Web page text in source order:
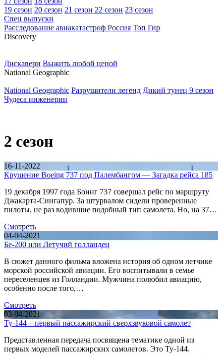
19 сезон 20 сезон 21 сезон 22 сезон 23 сезон
Спец выпуски
Расследование авиакатастроф Россия Топ Гир
Discovery
Дискавери Выжить любой ценой
National Geographic
National Geographic Разрушители легенд Дикий тунец 9 сезон
Чудеса инженерии
2 сезон
16-11-2022
Крушение Boeing 737 под Палембангом — Загадка рейса 185
19 декабря 1997 года Боинг 737 совершал рейс по маршруту
Джакарта-Сингапур. За штурвалом сидели проверенные
пилоты, не раз водившие подобный тип самолета. Но, на 37…
Смотреть
04-04-2021
Бе-200 или Летучий голландец
В сюжет данного фильма вложена история об одном летчике
морской российской авиации. Его воспитывали в семье
переселенцев из Голландии. Мужчина полюбил авиацию,
особенно после того,…
Смотреть
03-04-2021
Ту-144 – первый пассажирский сверхзвуковой самолет
Представленная передача посвящена тематике одной из
первых моделей пассажирских самолетов. Это Ту-144.